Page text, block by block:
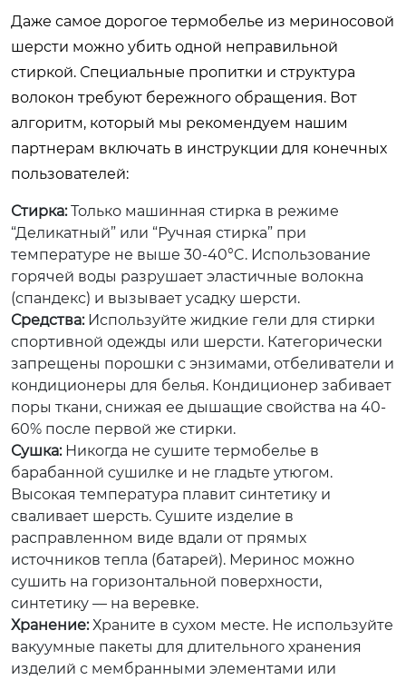
Даже самое дорогое термобелье из мериносовой
шерсти можно убить одной неправильной
стиркой. Специальные пропитки и структура
волокон требуют бережного обращения. Вот
алгоритм, который мы рекомендуем нашим
партнерам включать в инструкции для конечных
пользователей:
Стирка:Только машинная стирка в режиме
“Деликатный” или “Ручная стирка” при
температуре не выше 30-40°C. Использование
горячей воды разрушает эластичные волокна
(спандекс) и вызывает усадку шерсти.
Средства:Используйте жидкие гели для стирки
спортивной одежды или шерсти. Категорически
запрещены порошки с энзимами, отбеливатели и
кондиционеры для белья. Кондиционер забивает
поры ткани, снижая ее дышащие свойства на 40-
60% после первой же стирки.
Сушка:Никогда не сушите термобелье в
барабанной сушилке и не гладьте утюгом.
Высокая температура плавит синтетику и
сваливает шерсть. Сушите изделие в
расправленном виде вдали от прямых
источников тепла (батарей). Меринос можно
сушить на горизонтальной поверхности,
синтетику — на веревке.
Хранение:Храните в сухом месте. Не используйте
вакуумные пакеты для длительного хранения
изделий с мембранными элементами или